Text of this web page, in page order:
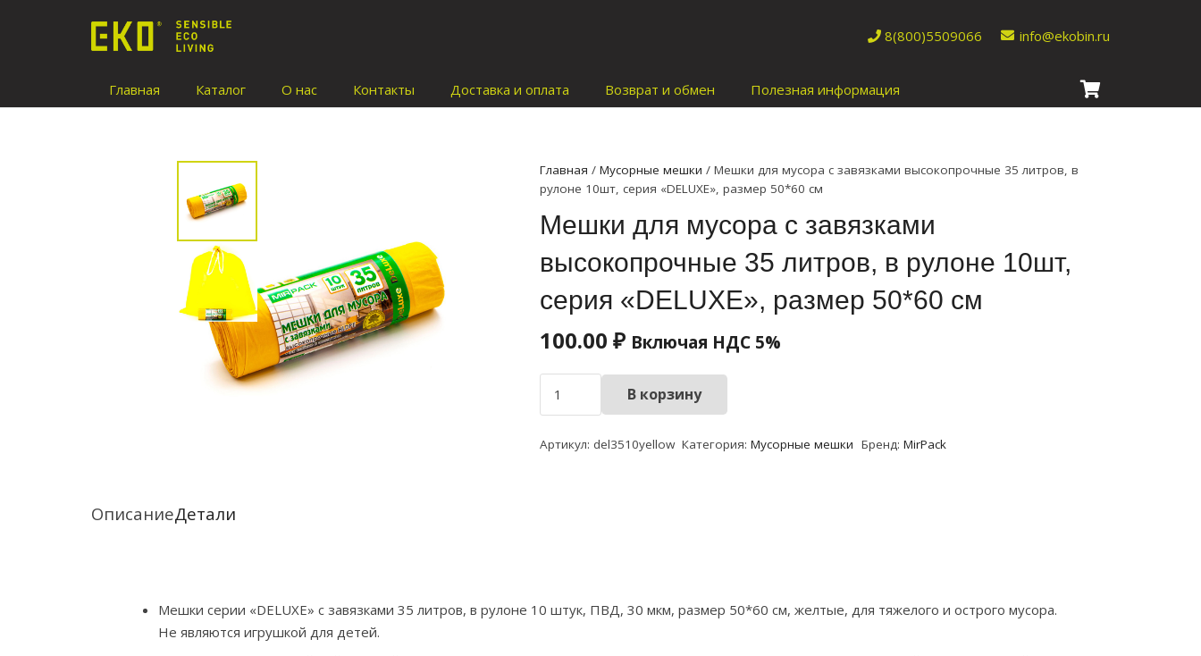
8(800)5509066 info@ekobin.ru
Главная Каталог О нас Контакты Доставка и оплата Возврат и обмен Полезная информация
Главная / Мусорные мешки / Мешки для мусора с завязками высокопрочные 35 литров, в
рулоне 10шт, серия «DELUXE», размер 50*60 см
Мешки для мусора с завязками
высокопрочные 35 литров, в рулоне 10шт,
серия «DELUXE», размер 50*60 см
100.00 ₽ Включая НДС 5%
товара
для
в
В корзину
Артикул: del3510yellow Категория:Мусорные мешки Бренд: MirPack
ОписаниеДетали
Мешки серии «DELUXE» с завязками 35 литров, в рулоне 10 штук, ПВД, 30 мкм, размер 50*60 см, желтые, для тяжелого и острого мусора.
Не являются игрушкой для детей.